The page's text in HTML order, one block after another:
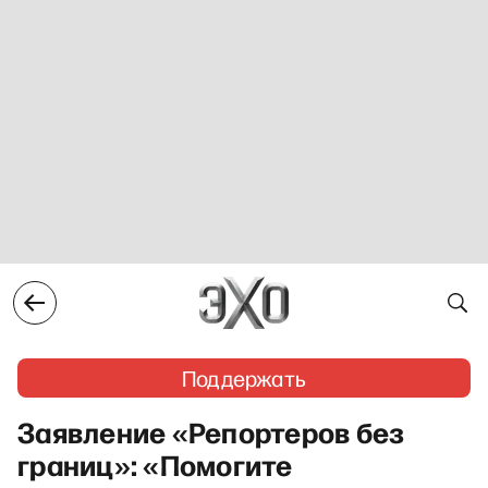
Поддержать
Заявление «Репортеров без
границ»: «Помогите